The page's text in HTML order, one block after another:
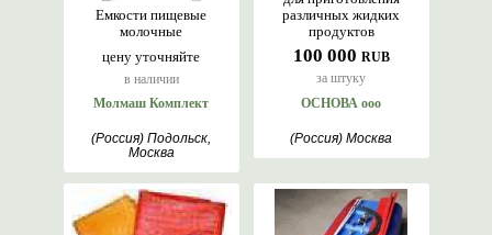
цену уточняйте
в наличии
Емкости пищевые
молочные
Молмаш Комплект
(Россия) Подольск,
Москва
100 000 RUB
за штуку
различных жидких
продуктов
ОСНОВА ооо
(Россия) Москва